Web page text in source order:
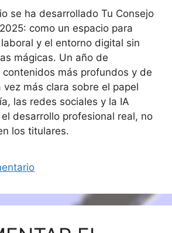
se ha desarrollado Tu Consejo
como un espacio para
y el entorno digital sin
mágicas. Un año de
más profundos y de
vez más clara sobre el papel
las redes sociales y la IA
desarrollo profesional real, no
los titulares.